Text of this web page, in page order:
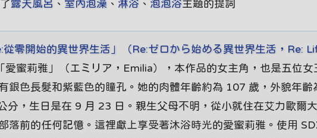
露天風呂 、 室內泡澡 、 淋浴 、 泡泡浴主題的提詞
從零開始的異世界生活」（Re:ゼロから始める異世界生活，Re:
愛蜜莉雅」（エミリア，Emilia），本作品的女主角，也是五位
銀色長髮和紫藍色的瞳孔。她的肉體年齡約為 107 歲，外貌年齡
分，生日是在 9 月 23 日。親生父母不明，從小就住在艾力歐爾
落前的任何記憶。這裡獻上享受著沐浴時光的愛蜜莉雅。使用